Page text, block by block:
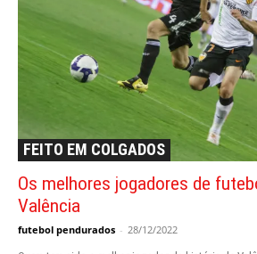
FEITO EM COLGADOS
Os melhores jogadores de
Valência
futebol pendurados - 28/12/2022